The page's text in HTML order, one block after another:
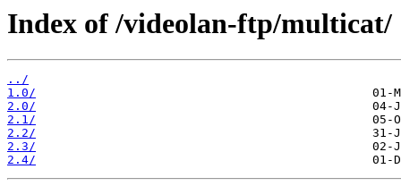
Index of /videolan-ftp/multicat/
../
1.0/
2.0/
2.1/
2.2/
2.3/
2.4/